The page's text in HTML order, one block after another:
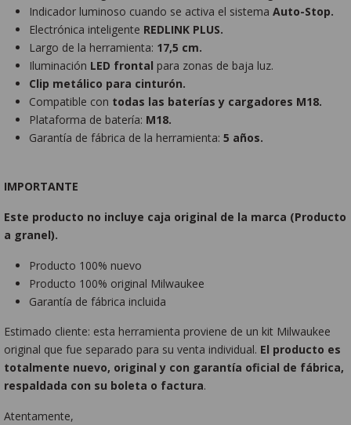
Indicador luminoso cuando se activa el sistemaAuto-Stop.
Electrónica inteligente REDLINK PLUS.
Largo de la herramienta: 17,5 cm.
Iluminación LED frontal para zonas de baja luz.
Clip metálico para cinturón.
Compatible con todas las baterías y cargadores M18.
Plataforma de batería: M18.
Garantía de fábrica de la herramienta:5 años.
IMPORTANTE
Este producto no incluye caja original de la marca (Producto
a granel).
Producto 100% nuevo
Producto 100% original Milwaukee
Garantía de fábrica incluida
Estimado cliente: esta herramienta proviene de un kit Milwaukee
original que fue separado para su venta individual. El producto es
totalmente nuevo, original y con garantía oficial de fábrica,
respaldada con su boleta o factura.
Atentamente,